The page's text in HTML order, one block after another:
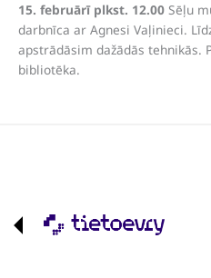
15. februārī plkst. 12.00 Sēļu
darbnīca ar Agnesi Vaļinieci.
apstrādāsim dažādās tehnikās.
bibliotēka.